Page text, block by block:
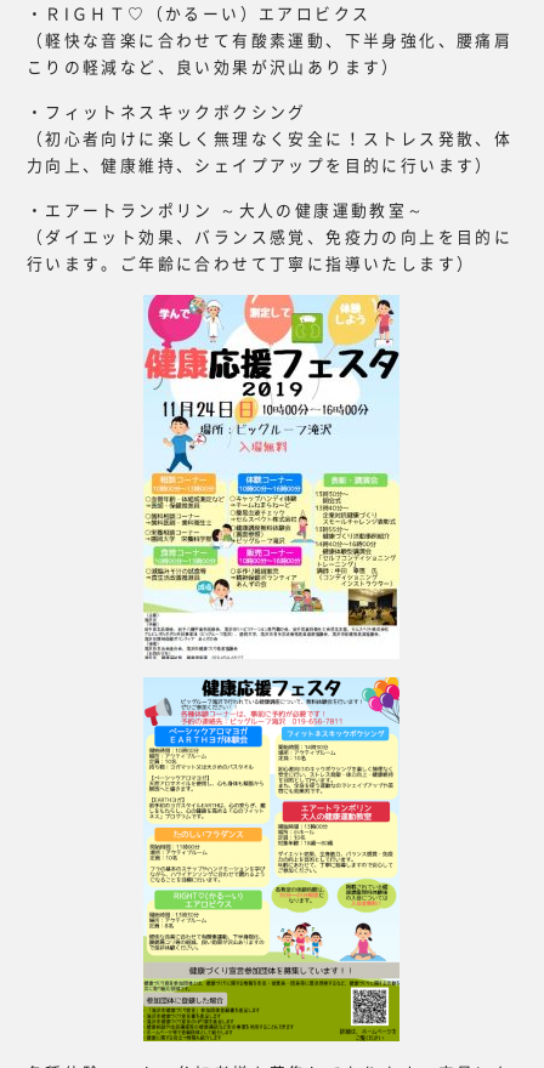
・ＲIＧＨＴ♡（かるーい）エアロビクス
（軽快な音楽に合わせて有酸素運動、下半身強化、腰痛肩
こりの軽減など、良い効果が沢山あります）
・フィットネスキックボクシング
（初心者向けに楽しく無理なく安全に！ストレス発散、体
力向上、健康維持、シェイプアップを目的に行います）
・エアートランポリン ～大人の健康運動教室～
（ダイエット効果、バランス感覚、免疫力の向上を目的に
行います。ご年齢に合わせて丁寧に指導いたします）